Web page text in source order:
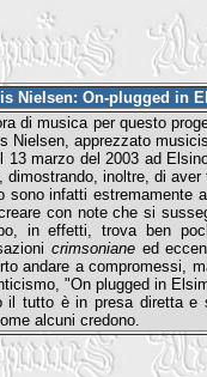
Nielsen: On-plugged in
di musica per questo
Nielsen, apprezzato
13 marzo del 2003 ad
dimostrando, inoltre, di
sono infatti estremamente
con note che si
in effetti, trova ben
crimsonianeed
andare a compromessi,
"On plugged in
il tutto è in presa diretta e
alcuni credono.